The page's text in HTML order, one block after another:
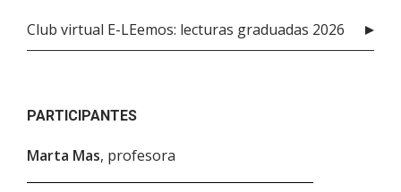
Club virtual E-LEemos: lecturas graduadas 2026
PARTICIPANTES
Marta Mas, profesora